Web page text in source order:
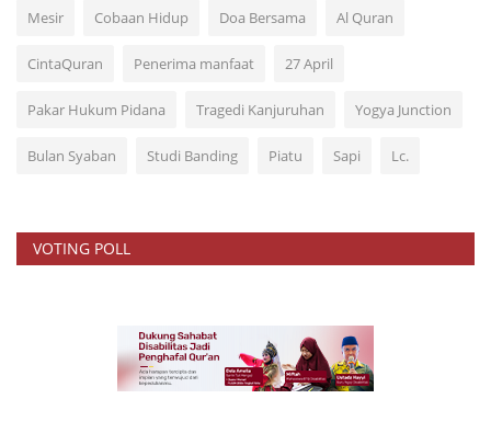
Mesir Cobaan Hidup Doa Bersama Al Quran
CintaQuran Penerima manfaat 27 April
Pakar Hukum Pidana Tragedi Kanjuruhan Yogya Junction
Bulan Syaban Studi Banding Piatu Sapi Lc.
VOTING POLL